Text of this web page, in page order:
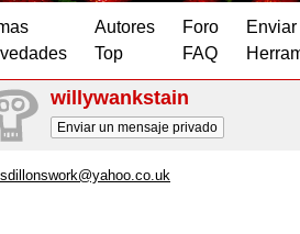
Autores
Top
Foro
FAQ
willywankstain
Enviar un mensaje privado